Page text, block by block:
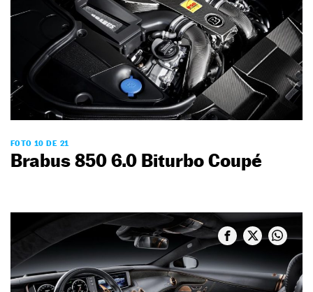
FOTO 10 DE 21
Brabus 850 6.0 Biturbo Coupé